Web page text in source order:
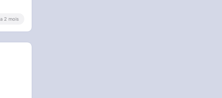
2 mois